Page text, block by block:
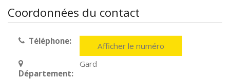
Coordonnées du contact
Téléphone: Afficher le numéro
Département:
Gard